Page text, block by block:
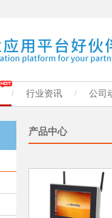
/ 行业资讯 / 公司
产品中心